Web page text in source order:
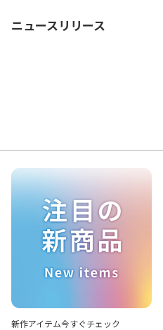
ニュースリリース
新作アイテム今すぐチェック